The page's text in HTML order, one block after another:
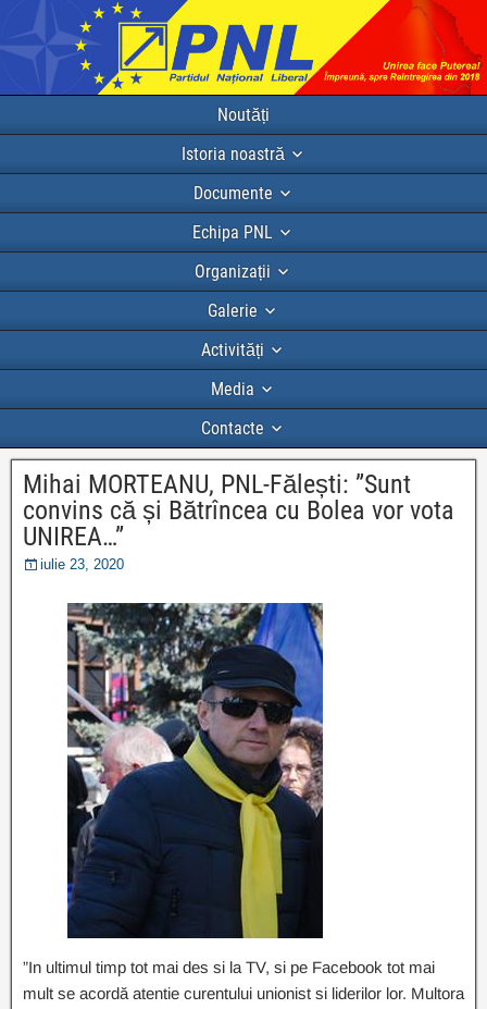
Noutăți
Istoria noastră
Documente
Echipa PNL
Organizații
Galerie
Activități
Media
Contacte
Mihai MORTEANU, PNL-Fălești: ”Sunt
convins că și Bătrîncea cu Bolea vor vota
UNIREA…”
iulie 23, 2020
”In ultimul timp tot mai des si la TV, si pe Facebook tot mai
mult se acordă atentie curentului unionist si liderilor lor. Multora